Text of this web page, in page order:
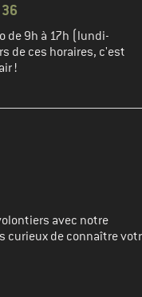
de 9h à 17h (lundi-
de ces horaires, c'est
!
étape
avec notre
curieux de connaître